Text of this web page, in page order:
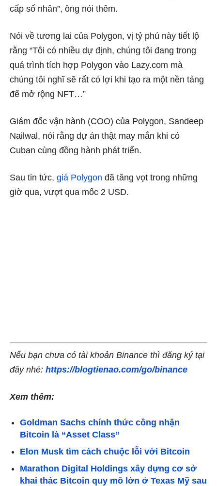
cấp số nhân”, ông nói thêm.
Nói về tương lai của Polygon, vị tỷ phú này tiết lộ
rằng “Tôi có nhiều dự định, chúng tôi đang trong
quá trình tích hợp Polygon vào Lazy.com mà
chúng tôi nghĩ sẽ rất có lợi khi tạo ra một nền tảng
để mở rộng NFT…”
Giám đốc vận hành (COO) của Polygon, Sandeep
Nailwal, nói rằng dự án thật may mắn khi có
Cuban cùng đồng hành phát triển.
Sau tin tức, giá Polygon đã tăng vọt trong những
giờ qua, vượt qua mốc 2 USD.
Nếu bạn chưa có tài khoản Binance thì đăng ký tại
đây nhé: https://blogtienao.com/go/binance
Xem thêm:
Goldman Sachs chính thức công nhận
Bitcoin là “Asset Class”
Elon Musk tìm cách chuộc lỗi với Bitcoin
Marathon Digital Holdings xây dựng cơ sở
khai thác Bitcoin quy mô lớn ở Texas Mỹ sau